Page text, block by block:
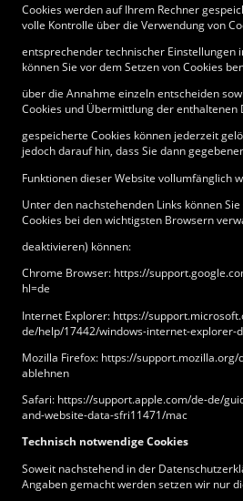
Cookies werden auf Ihrem Rechner
volle Kontrolle über die Verwendung von
entsprechender technischer Einstellungen
können Sie vor dem Setzen von Cookies
über die Annahme einzeln entscheiden
Cookies und Übermittlung der
gespeicherte Cookies können jederzeit
jedoch darauf hin, dass Sie dann
Funktionen dieser Website vollumfänglich
Unter den nachstehenden Links können
Cookies bei den wichtigsten Browsern
deaktivieren) können:
Chrome Browser: https://
hl=de
Internet Explorer: https://
de/help/17442/windows-internet-explorer-
Mozilla Firefox: https://
ablehnen
Safari: https://support.apple.com/de-de/
and-website-data-sfri11471/mac
Technisch notwendige Cookies
Soweit nachstehend in der
Angaben gemacht werden setzen wir nur